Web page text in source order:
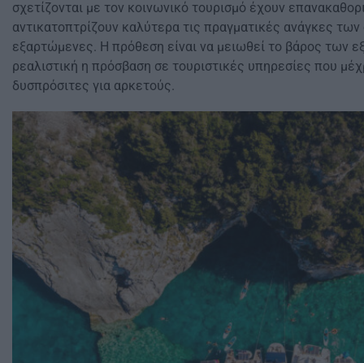
σχετίζονται με τον κοινωνικό τουρισμό έχουν
αντικατοπτρίζουν καλύτερα τις πραγματικές ανάγκες
εξαρτώμενες. Η πρόθεση είναι να μειωθεί το βάρος των
ρεαλιστική η πρόσβαση σε τουριστικές υπηρεσίες που
δυσπρόσιτες για αρκετούς.